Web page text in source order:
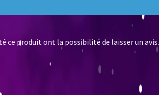
ce produit ont la possibilité de laisser un avis.